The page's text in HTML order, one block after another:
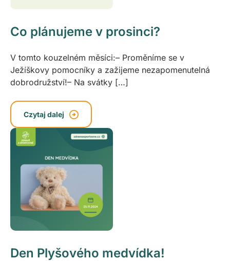
Co plánujeme v prosinci?
V tomto kouzelném měsíci:– Proměníme se v
Ježíškovy pomocníky a zažijeme nezapomenutelná
dobrodružství!– Na svátky […]
Czytaj dalej
Den Plyšového medvídka!